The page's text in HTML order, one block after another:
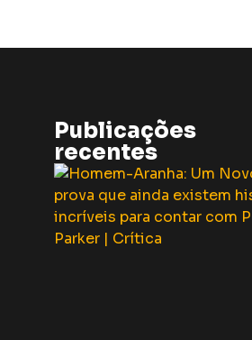
Publicações
recentes